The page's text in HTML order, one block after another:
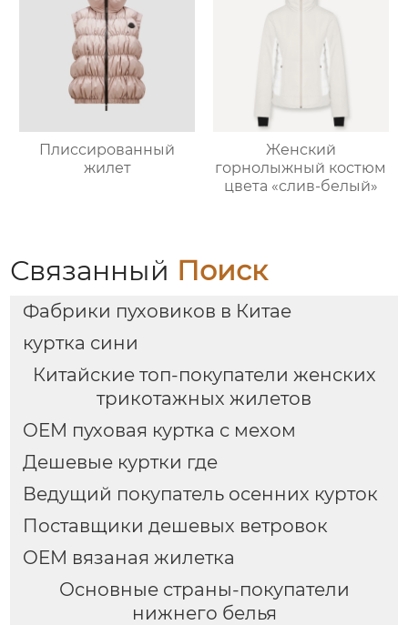
Плиссированный
жилет
Женский
горнолыжный костюм
цвета «слив-белый»
Связанный Поиск
Фабрики пуховиков в Китае
куртка сини
Китайские топ-покупатели женских
трикотажных жилетов
OEM пуховая куртка с мехом
Дешевые куртки где
Ведущий покупатель осенних курток
Поставщики дешевых ветровок
OEM вязаная жилетка
Основные страны-покупатели
нижнего белья